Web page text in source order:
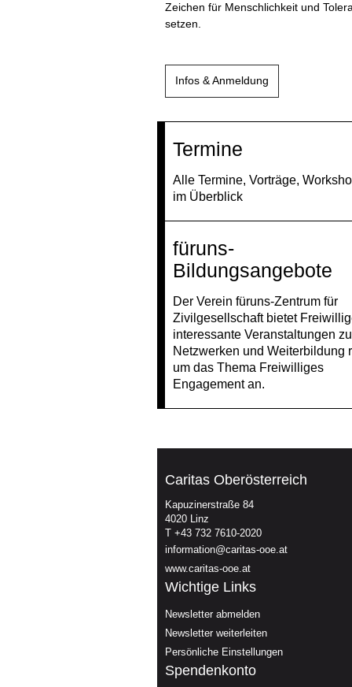
Zeichen für Menschlichkeit und
setzen.
Infos & Anmeldung
Termine
Alle Termine, Vorträge,
im Überblick
füruns-
Bildungsangebote
Der Verein füruns-Zentrum für
Zivilgesellschaft bietet
interessante Veranstaltungen
Netzwerken und Weiterbildung
um das Thema Freiwilliges
Engagement an.
Caritas Oberösterreich
Kapuzinerstraße 84
4020 Linz
T +43 732 7610-2020
information@caritas-ooe.at
www.caritas-ooe.at
Wichtige Links
Newsletter abmelden
Newsletter weiterleiten
Persönliche Einstellungen
Spendenkonto